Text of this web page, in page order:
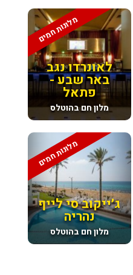
מלונות חמים
לאונרדו נגב
באר שבע -
פתאל
מלון חם בהוטלס
מלונות חמים
ג׳ייקוב סי לייף
נהריה
מלון חם בהוטלס